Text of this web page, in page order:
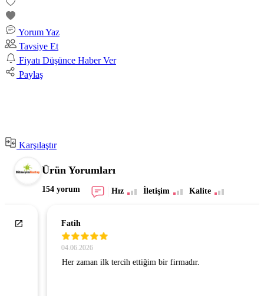
Yorum Yaz
Tavsiye Et
Fiyatı Düşünce Haber Ver
Paylaş
Karşılaştır
Ürün Yorumları
154 yorum Hız İletişim Kalite
Her zaman ilk tercih ettiğim bir firmadır.